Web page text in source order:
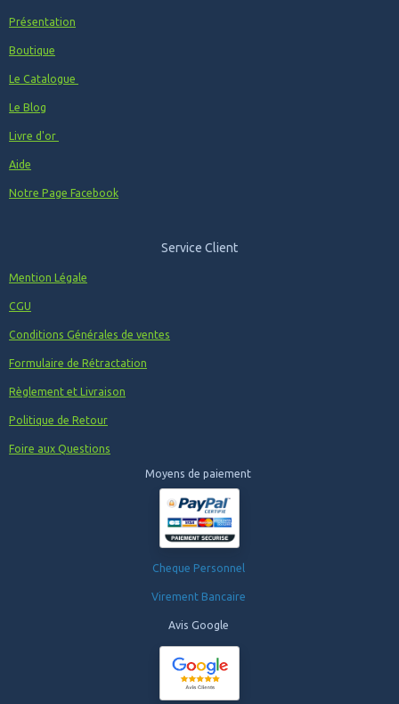
Présentation
Boutique
Le Catalogue
Le Blog
Livre d'or
Aide
Notre Page Facebook
Service Client
Mention Légale
CGU
Conditions Générales de ventes
Formulaire de Rétractation
Règlement et Livraison
Politique de Retour
Foire aux Questions
Moyens de paiement
Cheque Personnel
Virement Bancaire
Avis Google